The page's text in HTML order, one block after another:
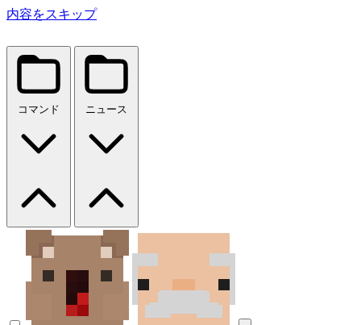
内容をスキップ
コマンド ニュース